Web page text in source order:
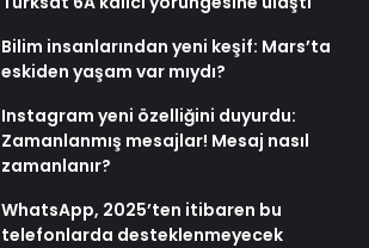
Bilim insanlarından yeni keşif: Mars’ta
eskiden yaşam var mıydı?
Instagram yeni özelliğini duyurdu:
Zamanlanmış mesajlar! Mesaj nasıl
zamanlanır?
WhatsApp, 2025’ten itibaren bu
telefonlarda desteklenmeyecek